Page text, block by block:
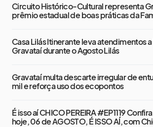
Circuito Histórico-Cultural representa
prêmio estadual de boas práticas da
Casa Lilás Itinerante leva atendimentos
Gravataí durante o Agosto Lilás
Gravataí multa descarte irregular de
mil e reforça uso dos ecopontos
É isso aí CHICO PEREIRA #EP1119
hoje, 06 de AGOSTO, É ISSO AÍ, com